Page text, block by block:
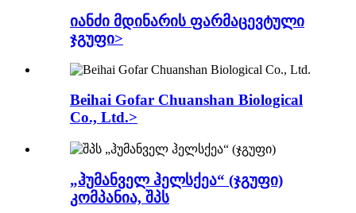
იანძი მდინარის ფარმაცევტული
ჯგუფი>
Beihai Gofar Chuanshan Biological
Co., Ltd.>
„ჰუმანველ ჰელსქეა“ (ჯგუფი)
კომპანია, შპს